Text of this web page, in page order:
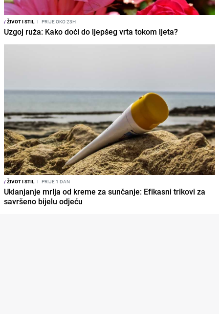
/ŽIVOT I STIL I PRIJE OKO 23H
Uzgoj ruža: Kako doći do ljepšeg vrta tokom ljeta?
/ŽIVOT I STIL I PRIJE 1 DAN
Uklanjanje mrlja od kreme za sunčanje: Efikasni trikovi za
savršeno bijelu odjeću